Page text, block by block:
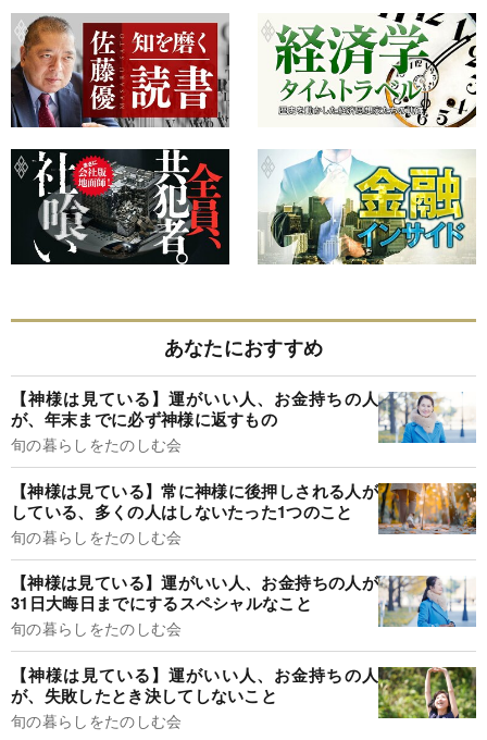
あなたにおすすめ
【神様は見ている】運がいい人、お金持ちの人
が、年末までに必ず神様に返すもの
旬の暮らしをたのしむ会
【神様は見ている】常に神様に後押しされる人が
している、多くの人はしないたった1つのこと
旬の暮らしをたのしむ会
【神様は見ている】運がいい人、お金持ちの人が
31日大晦日までにするスペシャルなこと
旬の暮らしをたのしむ会
【神様は見ている】運がいい人、お金持ちの人
が、失敗したとき決してしないこと
旬の暮らしをたのしむ会